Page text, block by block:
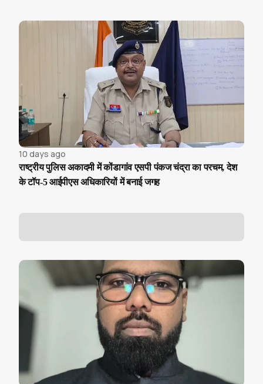
10 days ago
राष्ट्रीय पुलिस अकादमी में कोंडागांव एसपी पंकज चंद्रा का परचम, देश
के टॉप-5 आईपीएस अधिकारियों में बनाई जगह